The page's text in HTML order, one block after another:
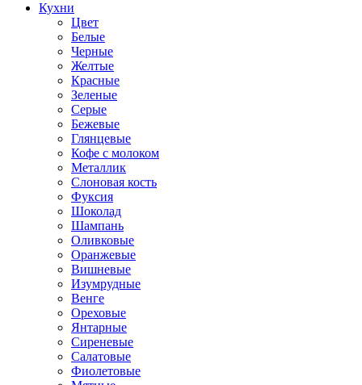
Кухни
Цвет
Белые
Черные
Желтые
Красные
Зеленые
Серые
Бежевые
Глянцевые
Кофе с молоком
Металлик
Слоновая кость
Фуксия
Шоколад
Шампань
Оливковые
Оранжевые
Вишневые
Изумрудные
Венге
Ореховые
Янтарные
Сиреневые
Салатовые
Фиолетовые